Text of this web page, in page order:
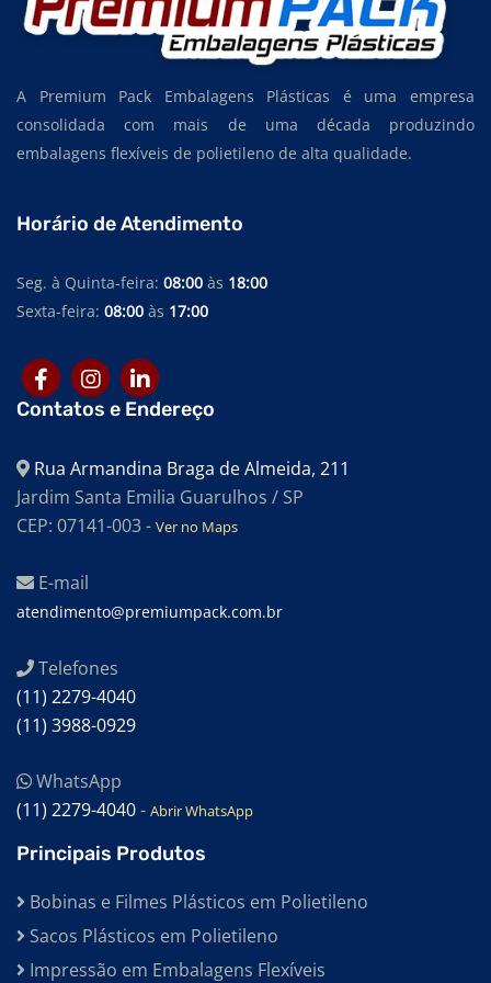
SACOS PLÁSTICOS EM EVA
SACOS PLÁSTICOS EM POLIETILENO DE BAIXA DENSIDADE
SACOS PLÁSTICOS EM POLIETILENO DE ALTA DENSIDADE
SACOS PLÁSTICOS EM POLIETILENO
SACOS PERSONALIZADOS
SACOS PARA INDÚSTRIA TÊXTIL
SACOS PARA ALIMENTOS
SACOS PARA AUTOCLAVE
SACOS PEAD
SACOS EM POLIETILENO DE BAIXA DENSIDADE
SACOS DE EVA PARA BANBURY
EMBALAGENS TRANSPARENTES
EMBALAGENS TERMOCONTRÁTEIS
EMBALAGENS SHRINK
EMBALAGENS PEAD
BOBINAS TUBULARES
BOBINAS PARA INDÚSTRIA ALIMENTÍCIA
A Premium Pack Embalagens Plásticas é uma empresa
consolidada com mais de uma década produzindo
embalagens flexíveis de polietileno de alta qualidade.
Horário de Atendimento
Seg. à Quinta-feira: 08:00 às 18:00
Sexta-feira: 08:00 às 17:00
Contatos e Endereço
Rua Armandina Braga de Almeida, 211
Jardim Santa Emilia Guarulhos / SP
CEP: 07141-003 - Ver no Maps
E-mail
atendimento@premiumpack.com.br
Telefones
(11) 2279-4040
(11) 3988-0929
WhatsApp
(11) 2279-4040- Abrir WhatsApp
Principais Produtos
Bobinas e Filmes Plásticos em Polietileno
Sacos Plásticos em Polietileno
Impressão em Embalagens Flexíveis